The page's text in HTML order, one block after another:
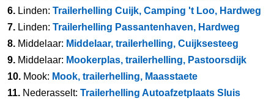
6. Linden: Trailerhelling Cuijk, Camping 't Loo, Hardweg
7. Linden: Trailerhelling Passantenhaven, Hardweg
8. Middelaar: Middelaar, trailerhelling, Cuijksesteeg
9. Middelaar: Mookerplas, trailerhelling, Pastoorsdijk
10. Mook: Mook, trailerhelling, Maasstaete
11. Nederasselt: Trailerhelling Autoafzetplaats Sluis